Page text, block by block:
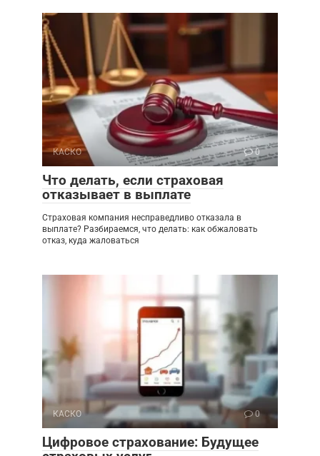
КАСКО 0
Что делать, если страховая
отказывает в выплате
Страховая компания несправедливо отказала в
выплате? Разбираемся, что делать: как обжаловать
отказ, куда жаловаться
КАСКО 0
Цифровое страхование: Будущее